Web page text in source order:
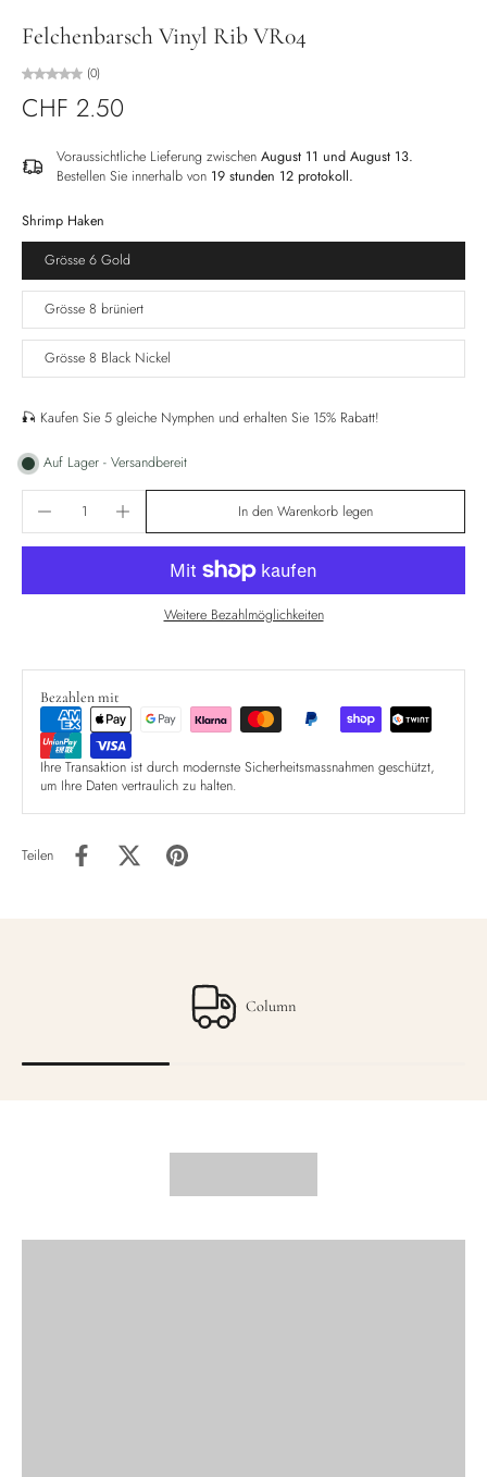
Felchenbarsch Vinyl Rib VR04
(0)
CHF 2.50
Voraussichtliche Lieferung zwischen August 11 und August 13.
Bestellen Sie innerhalb von 19 stunden 12 protokoll.
Shrimp Haken
Grösse 6 Gold
Grösse 8 brüniert
Grösse 8 Black Nickel
🎣 Kaufen Sie 5 gleiche Nymphen und erhalten Sie 15% Rabatt!
Auf Lager - Versandbereit
In den Warenkorb legen
Weitere Bezahlmöglichkeiten
Bezahlen mit
Ihre Transaktion ist durch modernste Sicherheitsmassnahmen geschützt,
um Ihre Daten vertraulich zu halten.
Teilen
Column